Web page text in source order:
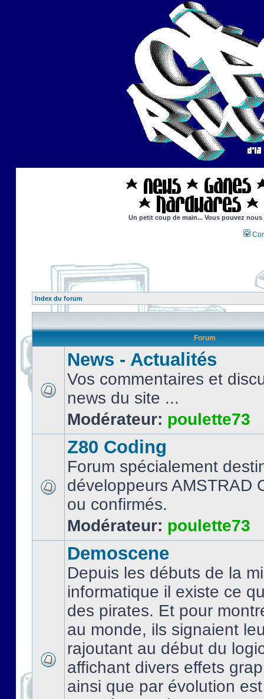
Un petit coup de main... Vous pouvez
Index du forum
Forum
News - Actualités
Vos commentaires et
news du site ...
Modérateur: poulette73
Z80 Coding
Forum spécialement
développeurs AMSTRAD
ou confirmés.
Modérateur: poulette73
Demoscene
Depuis les débuts de la
informatique il existe ce
des pirates. Et pour
au monde, ils signaient
rajoutant au début du
affichant divers effets
ainsi que par évolution